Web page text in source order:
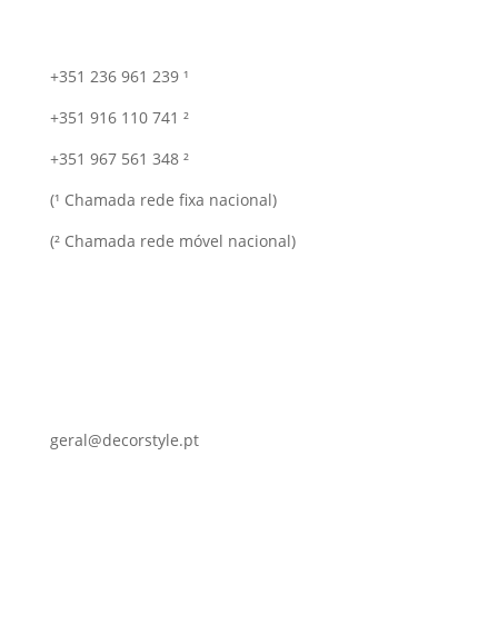
+351 236 961 239 ¹
+351 916 110 741 ²
+351 967 561 348 ²
(¹ Chamada rede fixa nacional)
(² Chamada rede móvel nacional)
geral@decorstyle.pt